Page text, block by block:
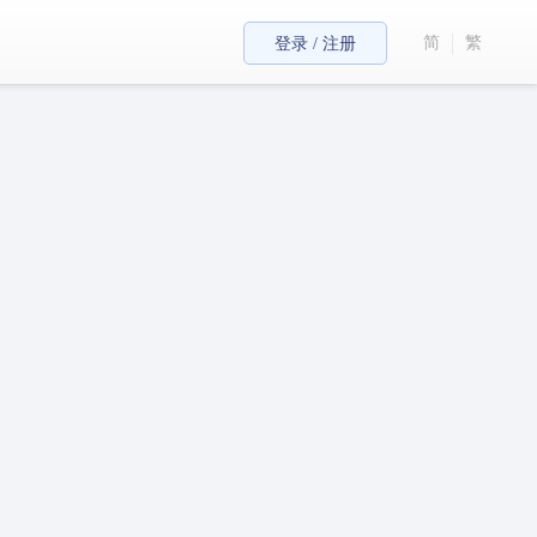
登录 / 注册 简 繁